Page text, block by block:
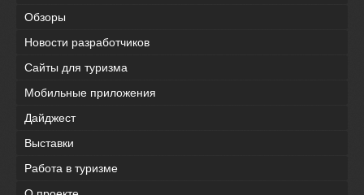
Обзоры
Новости разработчиков
Сайты для туризма
Мобильные приложения
Дайджест
Выставки
Работа в туризме